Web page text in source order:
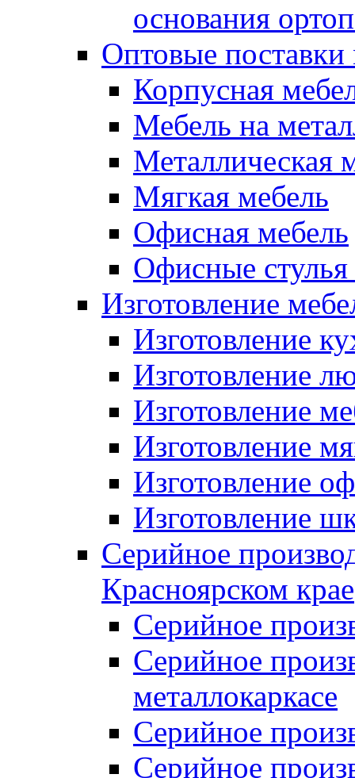
основания
Оптовые поставки
Корпусная
Мебель на
Металлическая
Мягкая мебель
Офисная мебель
Офисные стулья
Изготовление
Изготовление
Изготовление
Изготовление
Изготовление
Изготовление
Изготовление
Серийное
Красноярском крае
Серийное
Серийное
металлокаркасе
Серийное
Серийное